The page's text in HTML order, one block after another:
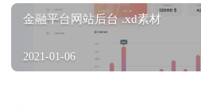
金融平台网站后台 .xd素材
2021-01-06